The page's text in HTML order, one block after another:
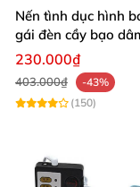
Nến tình dục hình
gái đèn cầy bạo
230.000₫
403.000₫
-43%
(150)